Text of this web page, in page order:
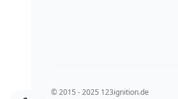
© 2015 - 2025 123ignition.de